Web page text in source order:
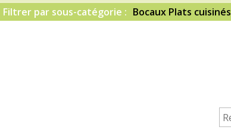
Filtrer par sous-catégorie : Bocaux Plats cuisinés